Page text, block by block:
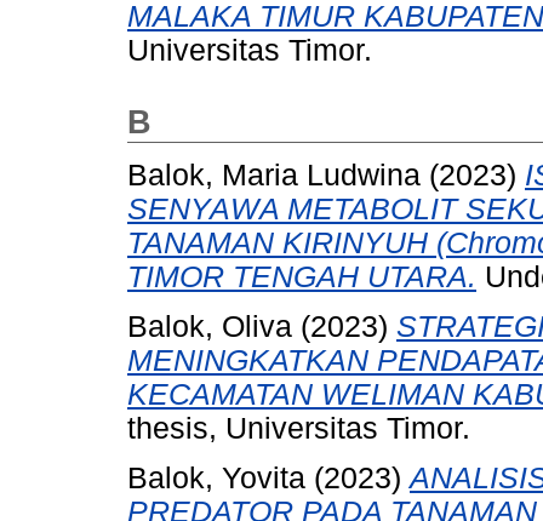
MALAKA TIMUR
Universitas Timor.
B
Balok, Maria Ludwina (2023)
SENYAWA METABOLIT
TANAMAN KIRINYUH
TIMOR TENGAH UTARA.
Balok, Oliva (2023)
MENINGKATKAN
KECAMATAN WELIMAN
thesis, Universitas Timor.
Balok, Yovita (2023)
PREDATOR PADA